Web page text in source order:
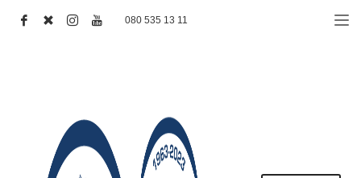
080 535 13 11